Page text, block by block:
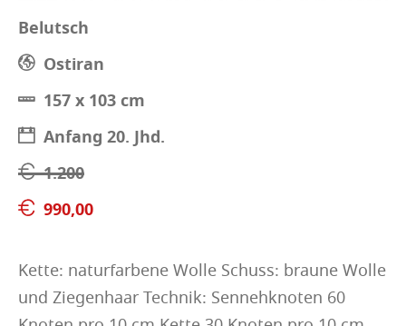
Belutsch
Ostiran
157 x 103 cm
Anfang 20. Jhd.
1.200
990,00
Kette: naturfarbene Wolle Schuss: braune Wolle
und Ziegenhaar Technik: Sennehknoten 60